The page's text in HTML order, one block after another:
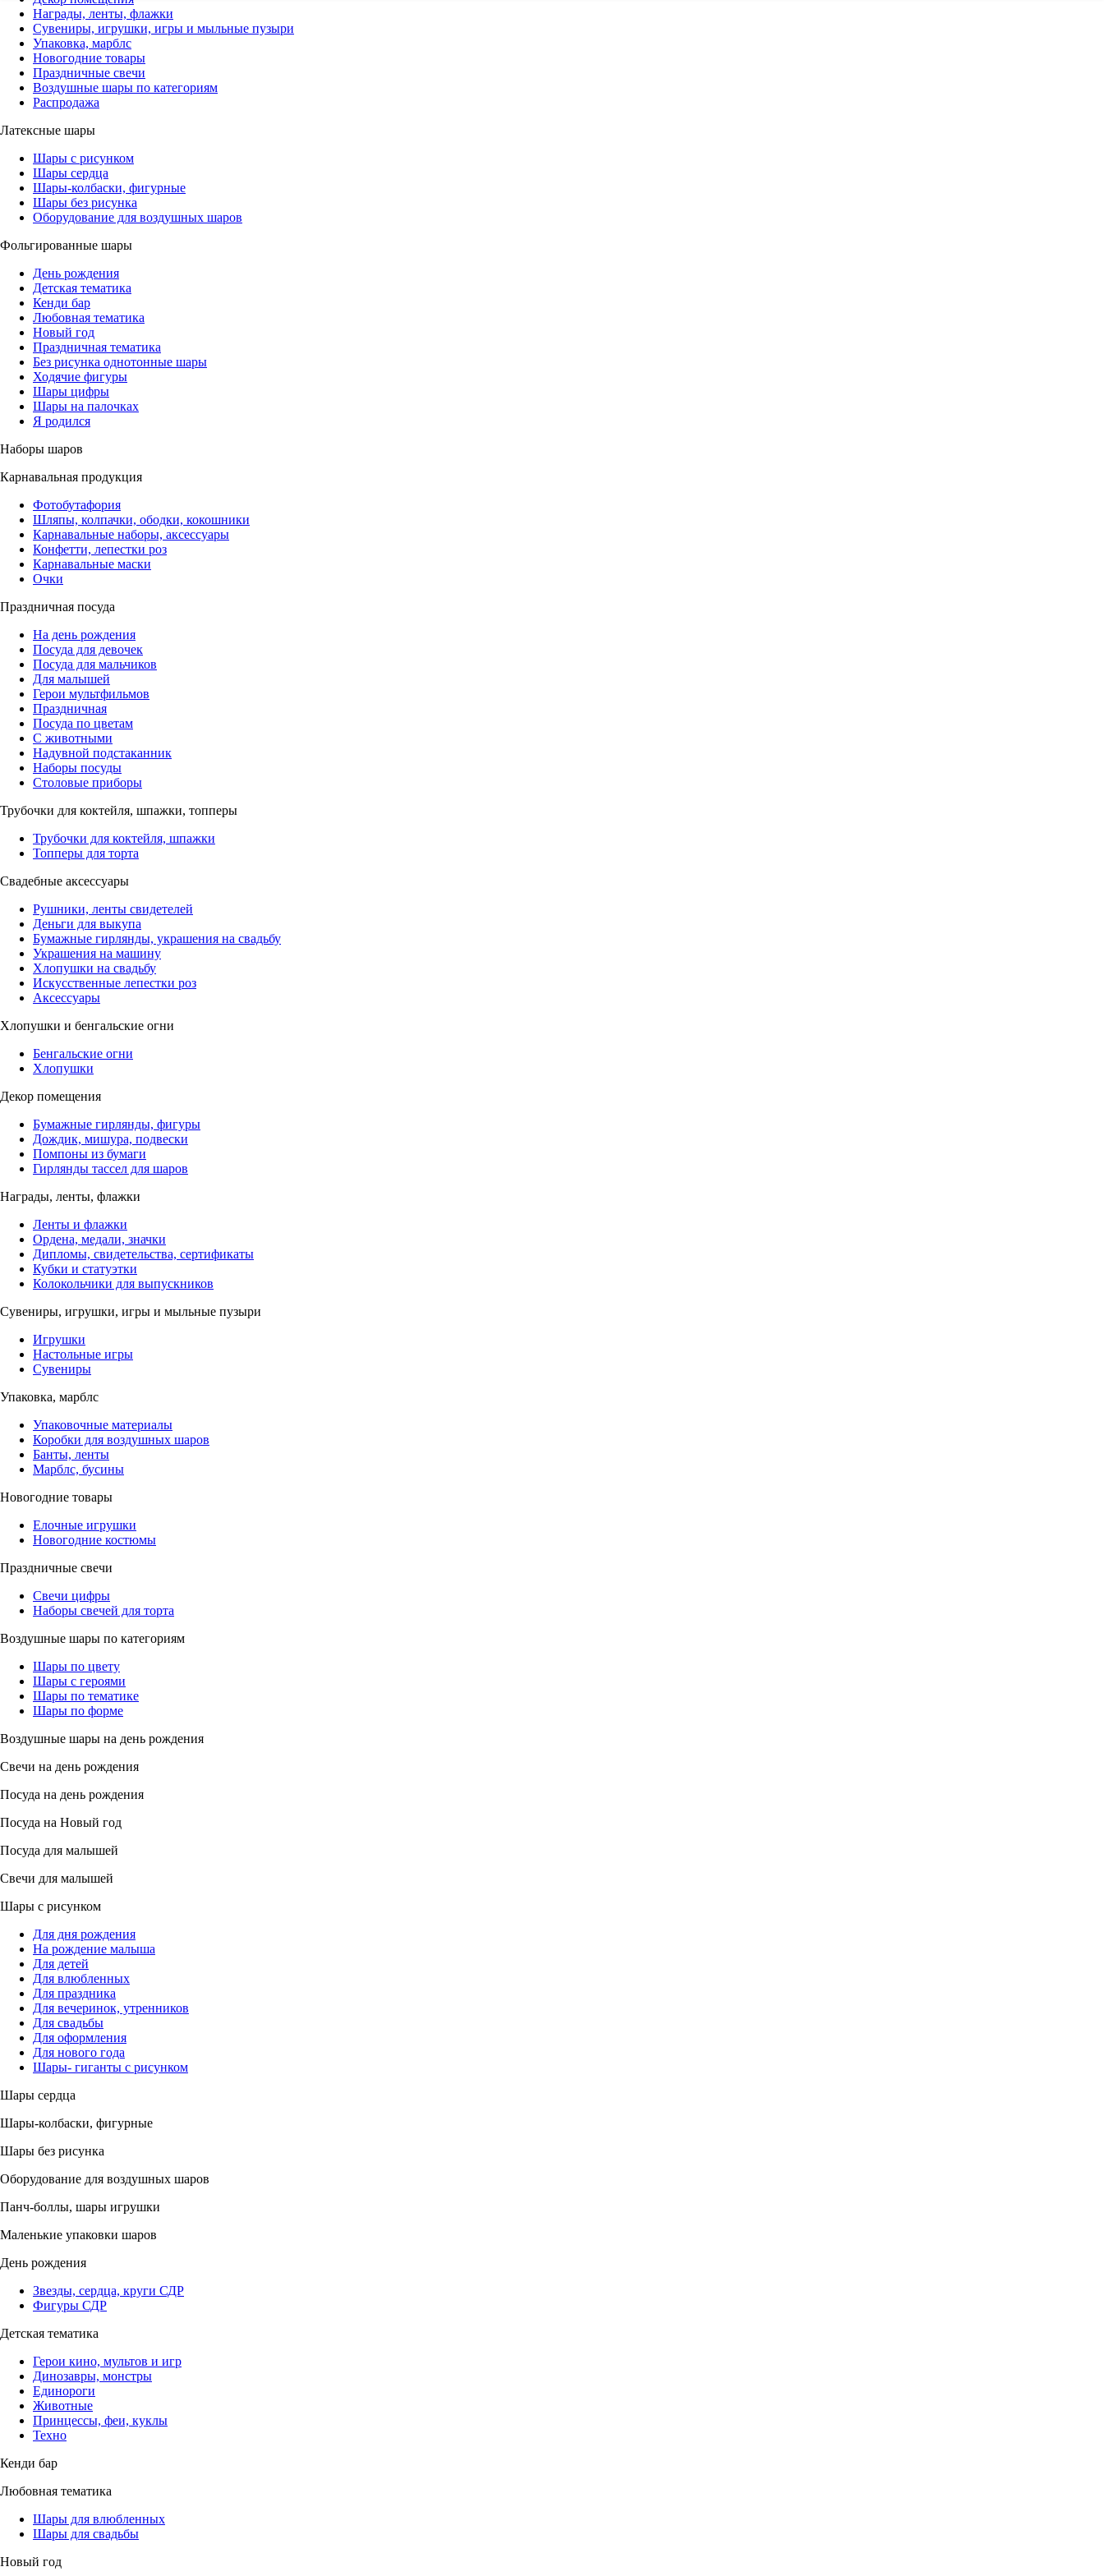
Награды, ленты, флажки
Сувениры, игрушки, игры и мыльные пузыри
Упаковка, марблс
Новогодние товары
Праздничные свечи
Воздушные шары по категориям
Распродажа
Латексные шары
Шары с рисунком
Шары сердца
Шары-колбаски, фигурные
Шары без рисунка
Оборудование для воздушных шаров
Фольгированные шары
День рождения
Детская тематика
Кенди бар
Любовная тематика
Новый год
Праздничная тематика
Без рисунка однотонные шары
Ходячие фигуры
Шары цифры
Шары на палочках
Я родился
Наборы шаров
Карнавальная продукция
Фотобутафория
Шляпы, колпачки, ободки, кокошники
Карнавальные наборы, аксессуары
Конфетти, лепестки роз
Карнавальные маски
Очки
Праздничная посуда
На день рождения
Посуда для девочек
Посуда для мальчиков
Для малышей
Герои мультфильмов
Праздничная
Посуда по цветам
С животными
Надувной подстаканник
Наборы посуды
Столовые приборы
Трубочки для коктейля, шпажки, топперы
Трубочки для коктейля, шпажки
Топперы для торта
Свадебные аксессуары
Рушники, ленты свидетелей
Деньги для выкупа
Бумажные гирлянды, украшения на свадьбу
Украшения на машину
Хлопушки на свадьбу
Искусственные лепестки роз
Аксессуары
Хлопушки и бенгальские огни
Бенгальские огни
Хлопушки
Декор помещения
Бумажные гирлянды, фигуры
Дождик, мишура, подвески
Помпоны из бумаги
Гирлянды тассел для шаров
Награды, ленты, флажки
Ленты и флажки
Ордена, медали, значки
Дипломы, свидетельства, сертификаты
Кубки и статуэтки
Колокольчики для выпускников
Сувениры, игрушки, игры и мыльные пузыри
Игрушки
Настольные игры
Сувениры
Упаковка, марблс
Упаковочные материалы
Коробки для воздушных шаров
Банты, ленты
Марблс, бусины
Новогодние товары
Елочные игрушки
Новогодние костюмы
Праздничные свечи
Свечи цифры
Наборы свечей для торта
Воздушные шары по категориям
Шары по цвету
Шары с героями
Шары по тематике
Шары по форме
Воздушные шары на день рождения
Свечи на день рождения
Посуда на день рождения
Посуда на Новый год
Посуда для малышей
Свечи для малышей
Шары с рисунком
Для дня рождения
На рождение малыша
Для детей
Для влюбленных
Для праздника
Для вечеринок, утренников
Для свадьбы
Для оформления
Для нового года
Шары- гиганты с рисунком
Шары сердца
Шары-колбаски, фигурные
Шары без рисунка
Оборудование для воздушных шаров
Панч-боллы, шары игрушки
Маленькие упаковки шаров
День рождения
Звезды, сердца, круги СДР
Фигуры СДР
Детская тематика
Герои кино, мультов и игр
Динозавры, монстры
Единороги
Животные
Принцессы, феи, куклы
Техно
Кенди бар
Любовная тематика
Шары для влюбленных
Шары для свадьбы
Новый год